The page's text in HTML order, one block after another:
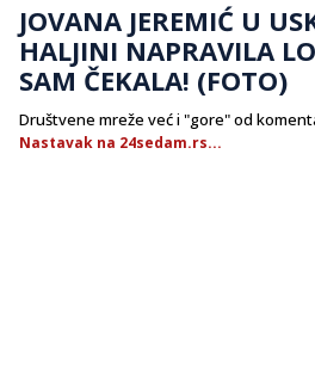
JOVANA JEREMIĆ U
HALJINI NAPRAVILA
SAM ČEKALA! (FOTO)
Društvene mreže već i "gore" od
Nastavak na 24sedam.rs...